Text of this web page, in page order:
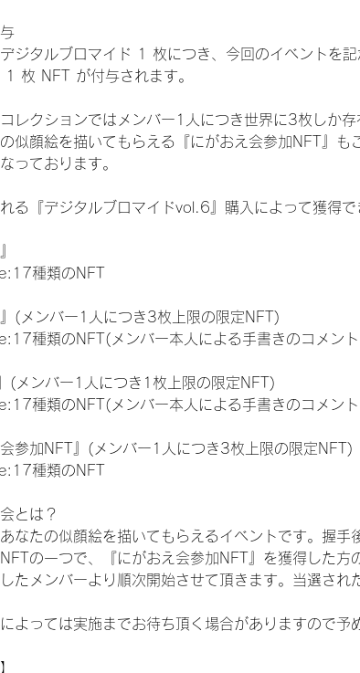
ジタルブロマイド 1 枚につき、今回のイベントを
1 枚 NFT が付与されます。
レクションではメンバー1人につき世界に3枚しか
似顔絵を描いてもらえる『にがおえ会参加NFT』
っております。
る『デジタルブロマイドvol.6』購入によって獲得
種類のNFT
』(メンバー1人につき3枚上限の限定NFT)
種類のNFT(メンバー本人による手書きのコメン
(メンバー1人につき1枚上限の限定NFT)
種類のNFT(メンバー本人による手書きのコメン
会参加NFT』(メンバー1人につき3枚上限の限定NFT)
種類のNFT
とは？
あなたの似顔絵を描いてもらえるイベントです。握
の一つで、『にがおえ会参加NFT』を獲得した
たメンバーより順次開始させて頂きます。当選さ
よっては実施までお待ち頂く場合がありますので予